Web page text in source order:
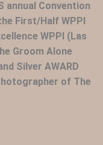
annual Convention
First/Half WPPI
WPPI (Las
Groom Alone
Silver AWARD
of The